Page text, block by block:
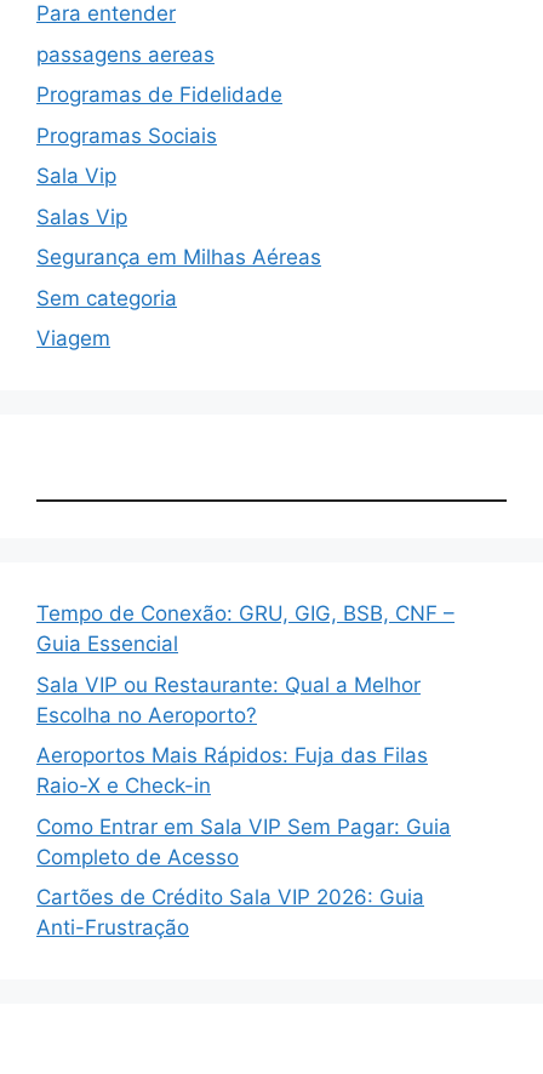
Para entender
passagens aereas
Programas de Fidelidade
Programas Sociais
Sala Vip
Salas Vip
Segurança em Milhas Aéreas
Sem categoria
Viagem
Tempo de Conexão: GRU, GIG, BSB, CNF –
Guia Essencial
Sala VIP ou Restaurante: Qual a Melhor
Escolha no Aeroporto?
Aeroportos Mais Rápidos: Fuja das Filas
Raio-X e Check-in
Como Entrar em Sala VIP Sem Pagar: Guia
Completo de Acesso
Cartões de Crédito Sala VIP 2026: Guia
Anti-Frustração